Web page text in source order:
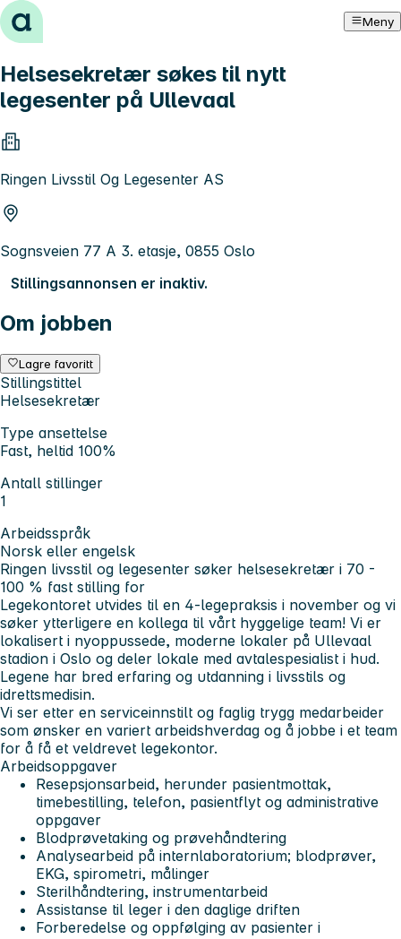
Hopp til innhold Meny
Helsesekretær søkes til nytt
legesenter på Ullevaal
Ringen Livsstil Og Legesenter AS
Sognsveien 77 A 3. etasje, 0855 Oslo
Stillingsannonsen er inaktiv.
Om jobben
Lagre favoritt
Stillingstittel
Helsesekretær
Type ansettelse
Fast, heltid 100%
Antall stillinger
1
Arbeidsspråk
Norsk eller engelsk
Ringen livsstil og legesenter søker helsesekretær i 70 -
100 % fast stilling for
Legekontoret utvides til en 4-legepraksis i november og vi
søker ytterligere en kollega til vårt hyggelige team! Vi er
lokalisert i nyoppussede, moderne lokaler på Ullevaal
stadion i Oslo og deler lokale med avtalespesialist i hud.
Legene har bred erfaring og utdanning i livsstils og
idrettsmedisin.
Vi ser etter en serviceinnstilt og faglig trygg medarbeider
som ønsker en variert arbeidshverdag og å jobbe i et team
for å få et veldrevet legekontor.
Arbeidsoppgaver
Resepsjonsarbeid, herunder pasientmottak,
timebestilling, telefon, pasientflyt og administrative
oppgaver
Blodprøvetaking og prøvehåndtering
Analysearbeid på internlaboratorium; blodprøver,
EKG, spirometri, målinger
Sterilhåndtering, instrumentarbeid
Assistanse til leger i den daglige driften
Forberedelse og oppfølging av pasienter i